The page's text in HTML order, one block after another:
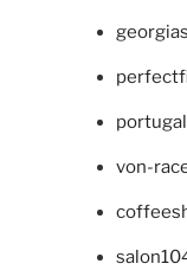
von-